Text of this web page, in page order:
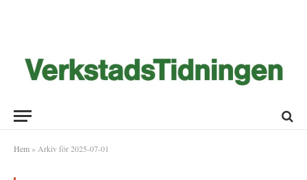
Hem » Arkiv för 2025-07-01